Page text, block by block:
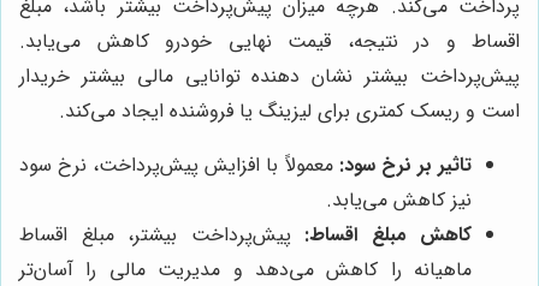
پرداخت می‌کند. هرچه میزان پیش‌پرداخت بیشتر باشد، مبلغ
اقساط و در نتیجه، قیمت نهایی خودرو کاهش می‌یابد.
پیش‌پرداخت بیشتر نشان دهنده توانایی مالی بیشتر خریدار
است و ریسک کمتری برای لیزینگ یا فروشنده ایجاد می‌کند.
تاثیر بر نرخ سود: معمولاً با افزایش پیش‌پرداخت، نرخ سود
نیز کاهش می‌یابد.
کاهش مبلغ اقساط: پیش‌پرداخت بیشتر، مبلغ اقساط
ماهیانه را کاهش می‌دهد و مدیریت مالی را آسان‌تر